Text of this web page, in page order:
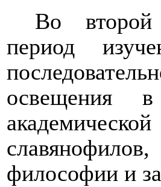
Во второй
период
освещения в
философии и